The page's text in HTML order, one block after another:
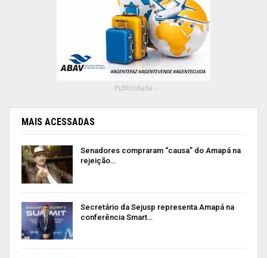
- Publicidade -
MAIS ACESSADAS
Senadores compraram “causa” do Amapá na
rejeição…
Secretário da Sejusp representa Amapá na
conferência Smart…